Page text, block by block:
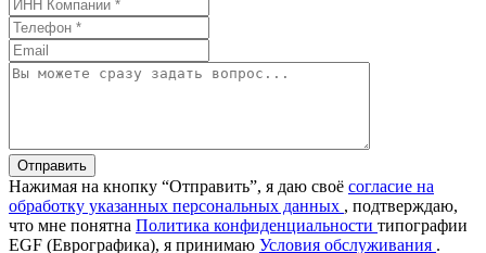
Отправить
Нажимая на кнопку “Отправить”, я даю своё согласие на
обработку указанных персональных данных , подтверждаю,
что мне понятна Политика конфиденциальности типографии
EGF (Еврографика), я принимаю Условия обслуживания .